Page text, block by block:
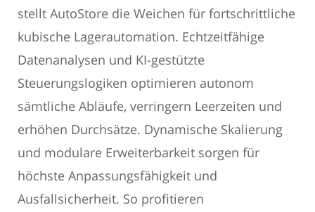
stellt AutoStore die Weichen für fortschrittliche
kubische Lagerautomation. Echtzeitfähige
Datenanalysen und KI-gestützte
Steuerungslogiken optimieren autonom
sämtliche Abläufe, verringern Leerzeiten und
erhöhen Durchsätze. Dynamische Skalierung
und modulare Erweiterbarkeit sorgen für
höchste Anpassungsfähigkeit und
Ausfallsicherheit. So profitieren